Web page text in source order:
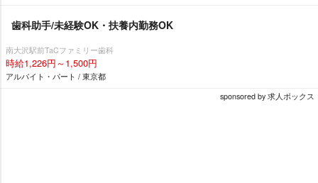
歯科助手/未経験OK・扶養内勤務OK
南大沢駅前TaCファミリー歯科
時給1,226円～1,500円
アルバイト・パート / 東京都
sponsored by 求人ボックス